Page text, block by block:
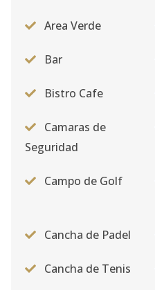
Area Verde
Bar
Bistro Cafe
Camaras de
Seguridad
Campo de Golf
Cancha de Padel
Cancha de Tenis